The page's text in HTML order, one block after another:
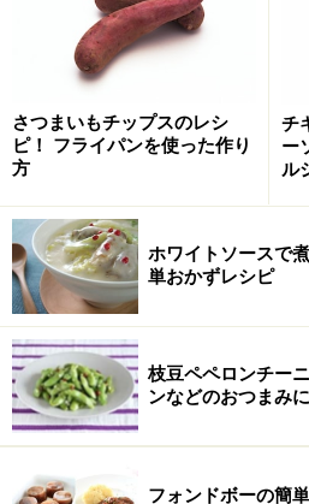
こしょう
醤油
クレソン
ミニトマト
レモン
■＜エスカルゴバター＞の材料
加塩バター
パセリ
さつまいもチップスのレシ
ピ！ フライパンを使った作り
方
チ
ー
ル
ホワイトソースで
単おかずレシピ
枝豆ペペロンチー
ンなどのおつまみに
フォンドボーの簡